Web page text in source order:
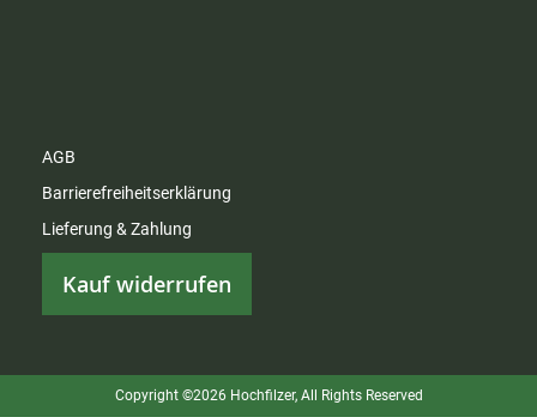
AGB
Barrierefreiheitserklärung
Lieferung & Zahlung
Kauf widerrufen
Copyright ©2026 Hochfilzer, All Rights Reserved